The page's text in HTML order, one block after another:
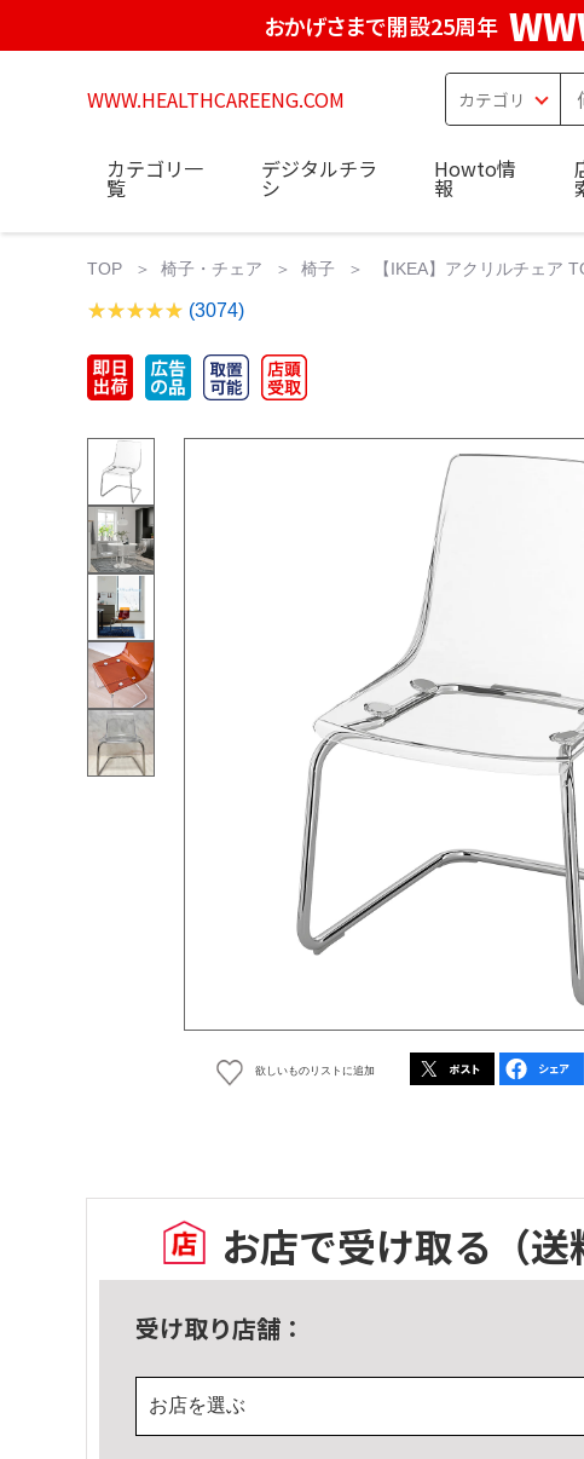
おかげさまで開設25周年
WWW.HEALTHCAREENG.COM
カテゴリ一
覧
デジタルチラ
シ
Howto情
報
TOP 椅子・チェア 椅子 【IKEA】アクリルチェア
(3074)
欲しいものリストに追加
お店で受け取る （
受け取り店舗：
お店を選ぶ